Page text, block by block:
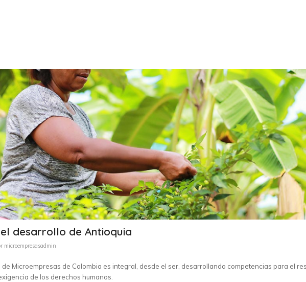
desarrollo de Antioquia
microempresasadmin
de Microempresas de Colombia es integral, desde el ser, desarrollando competencias para el
de los derechos humanos.